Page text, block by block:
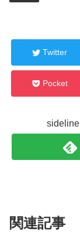
Twitter
Pocket
関連記事